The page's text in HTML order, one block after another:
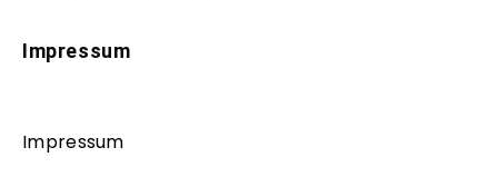
Impressum
Impressum